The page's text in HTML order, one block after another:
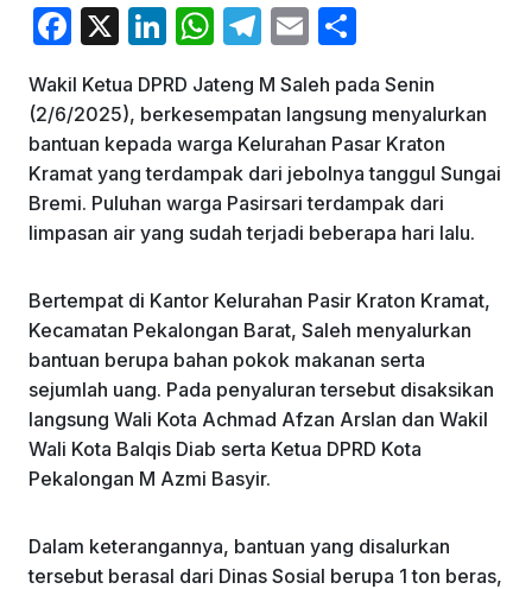
F
c
e
b
o
o
k
X
Li
k
e
dI
n
W
at
s
A
p
p
T
e
gr
a
m
E
ai
l
ar
e
Wakil Ketua DPRD Jateng M Saleh pada Senin
(2/6/2025), berkesempatan langsung menyalurkan
bantuan kepada warga Kelurahan Pasar Kraton
Kramat yang terdampak dari jebolnya tanggul Sungai
Bremi. Puluhan warga Pasirsari terdampak dari
limpasan air yang sudah terjadi beberapa hari lalu.
Bertempat di Kantor Kelurahan Pasir Kraton Kramat,
Kecamatan Pekalongan Barat, Saleh menyalurkan
bantuan berupa bahan pokok makanan serta
sejumlah uang. Pada penyaluran tersebut disaksikan
langsung Wali Kota Achmad Afzan Arslan dan Wakil
Wali Kota Balqis Diab serta Ketua DPRD Kota
Pekalongan M Azmi Basyir.
Dalam keterangannya, bantuan yang disalurkan
tersebut berasal dari Dinas Sosial berupa 1 ton beras,